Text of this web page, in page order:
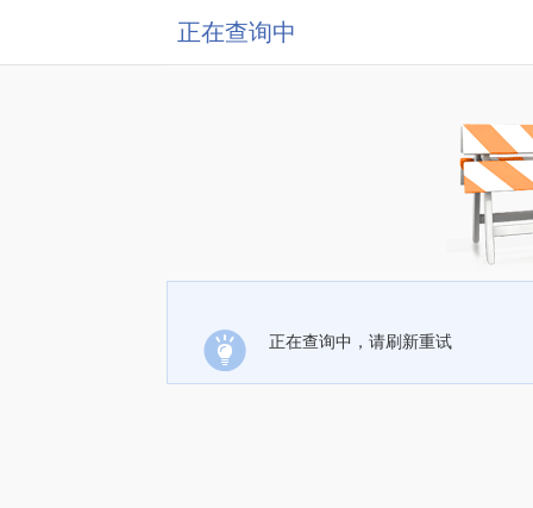
正在查询中
正在查询中，请刷新重试